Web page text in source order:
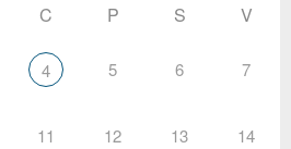
C P S V
4 5 6 7
11 12 13 14